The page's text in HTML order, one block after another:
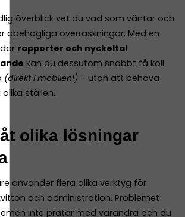
överblick vet du vad som väntar och
obehagliga överraskningar. Med en
rapporter och nyckeltal
kan du dessutom snabbt få koll
(direkt i mobilen!) – utan att behöva
ställen.
olika lösningar
använder flera olika verktyg för
och administration. Problemet
inte pratar med varandra och du